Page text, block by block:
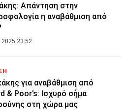
Απάντηση στην
η αναβάθμιση από
2025 23:52
για αναβάθμιση από
& Poor’s: Ισχυρό σήμα
στη χώρα μας